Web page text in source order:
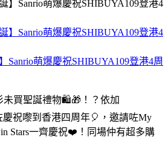
Sanrio萌爆慶祝SHIBUYA109登港4周
未買聖誕禮物🛍🎁！？依加
慶祝嚟到香港四周年🎈，邀請咗My
Stars一齊慶祝❤️！同場仲有超多購